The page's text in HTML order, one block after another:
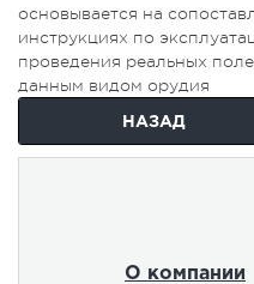
основывается на
инструкциях по
проведения реальных
данным видом орудия
НАЗАД
О компании